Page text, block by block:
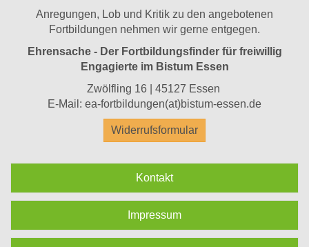
Anregungen, Lob und Kritik zu den angebotenen
Fortbildungen nehmen wir gerne entgegen.
Ehrensache - Der Fortbildungsfinder für freiwillig
Engagierte im Bistum Essen
Zwölfling 16 | 45127 Essen
E-Mail: ea-fortbildungen(at)bistum-essen.de
Widerrufsformular
Kontakt
Impressum